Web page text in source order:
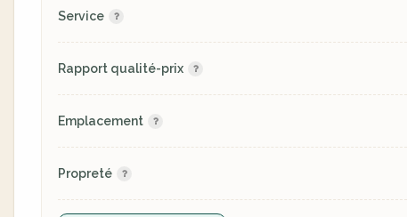
Service
Rapport qualité-prix
Emplacement
Propreté